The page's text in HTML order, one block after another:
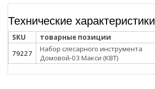
Технические характеристики
SKU товарные позиции
79227
Набор слесарного инструмента
Домовой-03 Макси (КВТ)